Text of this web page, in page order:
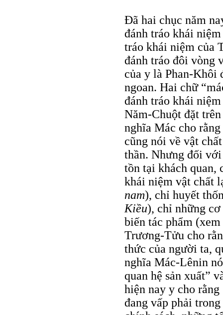
Đã hai chục năm
đánh tráo khái
tráo khái niệm của
đánh tráo đôi vòng
của y là Phan-Khôi
ngoan. Hai chữ
đánh tráo khái
Năm-Chuột đặt
nghĩa Mác cho
cũng nói về vật
thần. Nhưng đối
tồn tại khách
khái niệm vật chất
nam), chỉ huyết
Kiều), chỉ những
biến tác phẩm
Trương-Tửu cho
thức của người ta,
nghĩa Mác-Lênin
quan hệ sản xuất”
hiện nay y cho
đang vấp phải